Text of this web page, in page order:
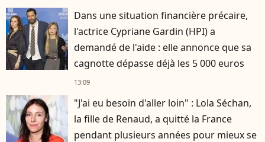
Dans une situation financière précaire,
l'actrice Cypriane Gardin (HPI) a
demandé de l'aide : elle annonce que sa
cagnotte dépasse déjà les 5 000 euros
13:09
"J'ai eu besoin d'aller loin" : Lola Séchan,
la fille de Renaud, a quitté la France
pendant plusieurs années pour mieux se